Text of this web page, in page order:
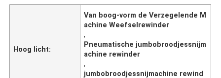
Hoog licht:
Van boog-vorm de Verzegelende M
achine Weefselrewinder
,
Pneumatische jumbobroodjessnijm
achine rewinder
,
jumbobroodjessnijmachine rewind